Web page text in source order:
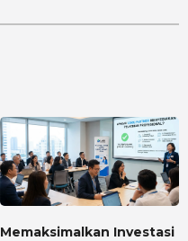
Memaksimalkan Investasi